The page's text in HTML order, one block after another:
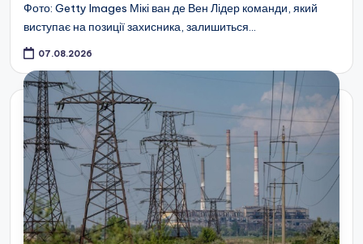
Фото: Getty Images Мікі ван де Вен Лідер команди, який
виступає на позиції захисника, залишиться…
07.08.2026